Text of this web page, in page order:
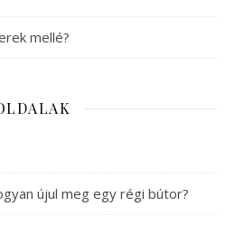
mellé?
újul meg egy régi bútor?